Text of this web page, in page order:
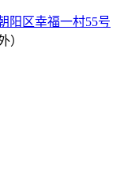
阳区幸福一村55号
）